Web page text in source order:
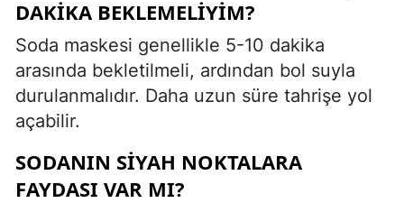
DAKIKA BEKLEMELIYIM?
Soda maskesi genellikle 5-10 dakika
arasında bekletilmeli, ardından bol suyla
durulanmalıdır. Daha uzun süre tahrişe yol
açabilir.
SODANIN SIYAH NOKTALARA
FAYDASI VAR MI?